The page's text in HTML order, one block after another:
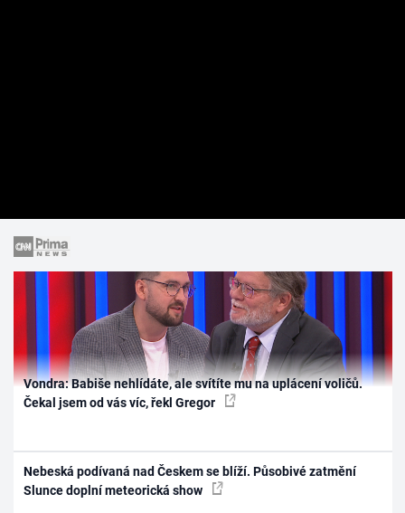
Vondra: Babiše nehlídáte, ale svítíte mu na uplácení voličů.
Čekal jsem od vás víc, řekl Gregor
Nebeská podívaná nad Českem se blíží. Působivé zatmění
Slunce doplní meteorická show